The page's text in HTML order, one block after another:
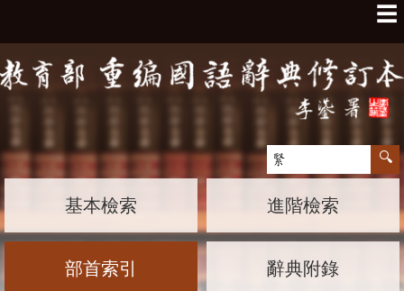
☰
基本檢索 進階檢索
部首索引 辭典附錄